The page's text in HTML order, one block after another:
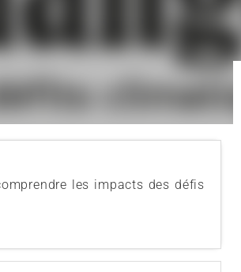
les impacts des défis